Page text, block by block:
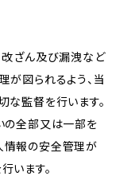
改ざん及び漏洩など
が図られるよう、当
な監督を行います。
の全部又は一部を
情報の安全管理が
います。